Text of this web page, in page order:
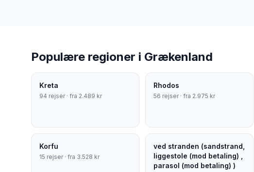
Populære regioner i Grækenland
Kreta
94 rejser · fra 2.489 kr
Rhodos
56 rejser · fra 2.975 kr
Korfu
15 rejser · fra 3.528 kr
ved stranden (sandstrand,
liggestole (mod betaling) ,
parasol (mod betaling) )